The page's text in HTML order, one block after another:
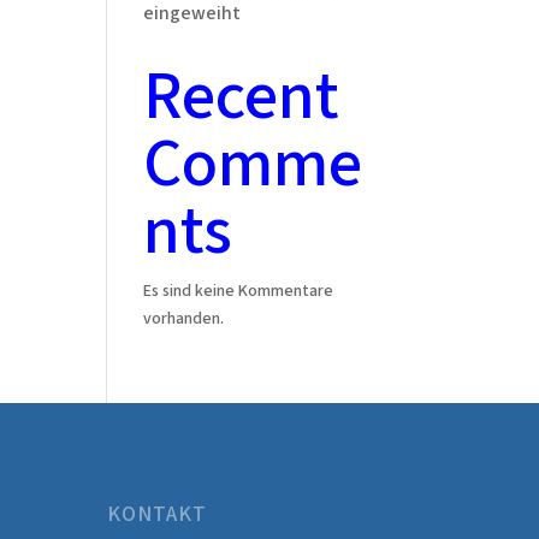
eingeweiht
Recent
Comme
nts
Es sind keine Kommentare
vorhanden.
KONTAKT